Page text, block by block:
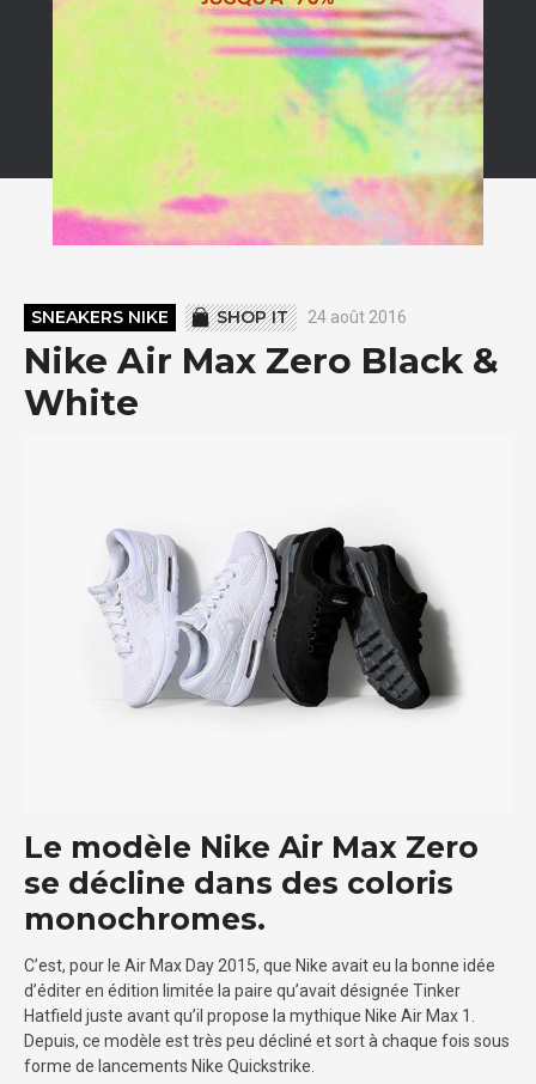
SNEAKERS NIKE SHOP IT 24 août 2016
Nike Air Max Zero Black &
White
Le modèle Nike Air Max Zero
se décline dans des coloris
monochromes.
C’est, pour le Air Max Day 2015, que Nike avait eu la bonne idée
d’éditer en édition limitée la paire qu’avait désignée Tinker
Hatfield juste avant qu’il propose la mythique Nike Air Max 1.
Depuis, ce modèle est très peu décliné et sort à chaque fois sous
forme de lancements Nike Quickstrike.